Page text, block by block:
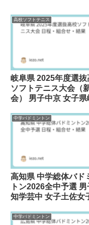
高校ソフトテニス
岐阜県 2025年度選抜
ソフトテニス大会（
会） 男子中京 女子県
中学バドミントン
高知県 中学総体バド
トン2026全中予選
知学芸中 女子土佐女
中学バドミントン